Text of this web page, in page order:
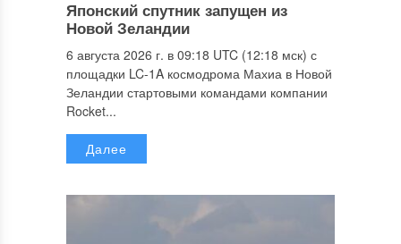
Японский спутник запущен из
Новой Зеландии
6 августа 2026 г. в 09:18 UTC (12:18 мск) с
площадки LC-1A космодрома Махиа в Новой
Зеландии стартовыми командами компании
Rocket...
Далее